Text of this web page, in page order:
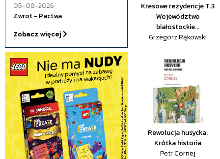
05-08-2026
Zwrot - Pactwa
Zobacz więcej
Kresowe rezydencje T.3
Województwo
białostockie...
Grzegorz Rąkowski
Rewolucja husycka.
Krótka historia
Petr Cornej